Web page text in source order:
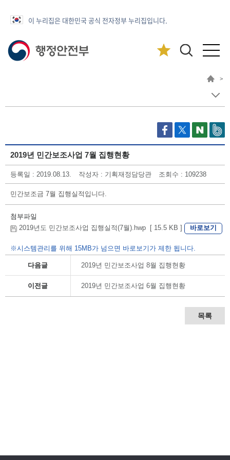
이 누리집은 대한민국 공식 전자정부 누리집입니다.
>
2019년 민간보조사업 7월 집행현황
등록일 : 2019.08.13. 작성자 : 기획재정담당관 조회수 : 109238
민간보조금 7월 집행실적입니다.
첨부파일
2019년도 민간보조사업 집행실적(7월).hwp [ 15.5 KB ]
바로보기
※시스템관리를 위해 15MB가 넘으면 바로보기가 제한 됩니다.
다음글 2019년 민간보조사업 8월 집행현황
이전글 2019년 민간보조사업 6월 집행현황
목록